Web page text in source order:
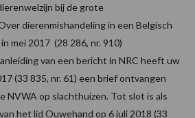
bij de grote
dierenmishandeling in een Belgisch
mei 2017 (28 286, nr. 910)
van een bericht in NRC heeft uw
(33 835, nr. 61) een brief ontvangen
NVWA op slachthuizen. Tot slot is als
het lid Ouwehand op 6 juli 2018 (33